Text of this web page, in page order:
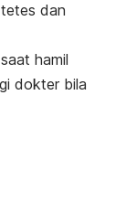
dan
hamil
dokter bila